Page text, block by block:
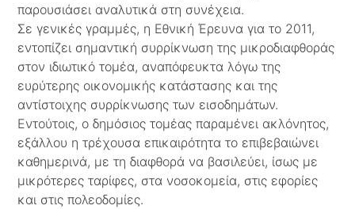
παρουσιάσει αναλυτικά στη συνέχεια.
Σε γενικές γραμμές, η Εθνική Έρευνα για το 2011,
εντοπίζει σημαντική συρρίκνωση της μικροδιαφθοράς
στον ιδιωτικό τομέα, αναπόφευκτα λόγω της
ευρύτερης οικονομικής κατάστασης και της
αντίστοιχης συρρίκνωσης των εισοδημάτων.
Εντούτοις, ο δημόσιος τομέας παραμένει ακλόνητος,
εξάλλου η τρέχουσα επικαιρότητα το επιβεβαιώνει
καθημερινά, με τη διαφθορά να βασιλεύει, ίσως με
μικρότερες ταρίφες, στα νοσοκομεία, στις εφορίες
και στις πολεοδομίες.